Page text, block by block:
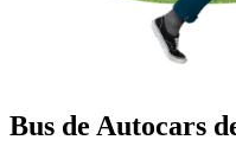
Bus de Autocars